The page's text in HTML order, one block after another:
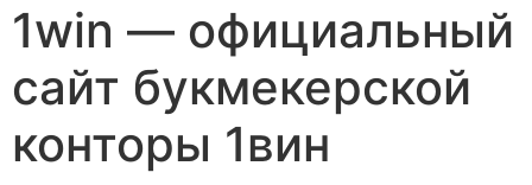
1win — официальный
сайт букмекерской
конторы 1вин